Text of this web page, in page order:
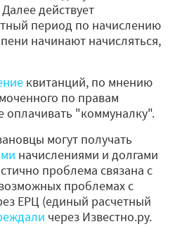
действует
период по начислению
начинают начисляться,
квитанций, по мнению
по правам
оплачивать "коммуналку".
могут получать
начислениями и долгами
проблема связана с
проблемах с
ЕРЦ (единый расчетный
через Известно.ру.